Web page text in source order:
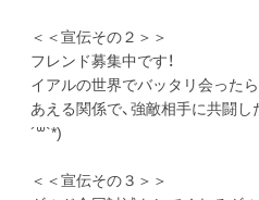
＜＜宣伝その２＞＞
フレンド募集中です！
イアルの世界でバッタリ会ったら
あえる関係で、強敵相手に共闘
´꒳`*)
＜＜宣伝その３＞＞